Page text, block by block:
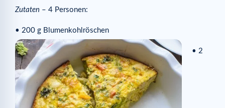
Zutaten – 4 Personen:
• 200 g Blumenkohlröschen
• 2